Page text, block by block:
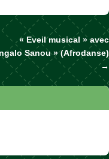
« Eveil musical » avec
Sanou » (Afrodanse)
→